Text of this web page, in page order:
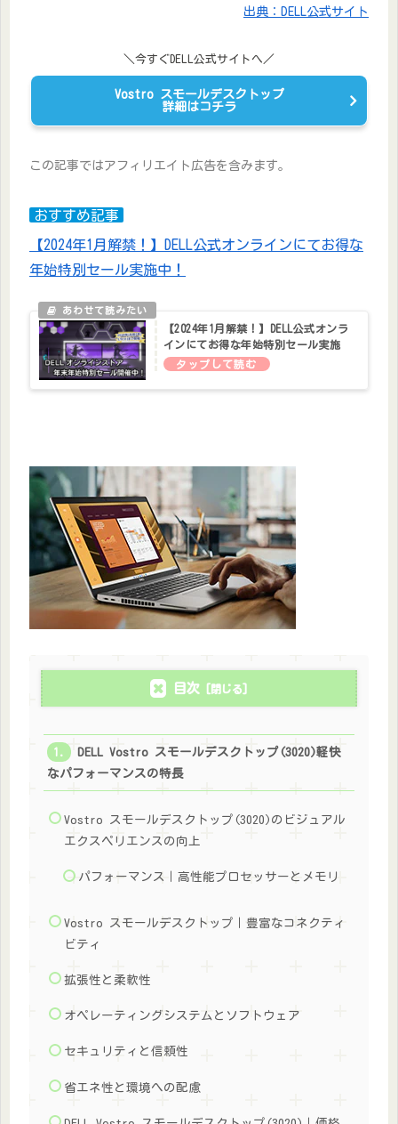
出典：DELL公式サイト
＼今すぐDELL公式サイトへ／
Vostro スモールデスクトップ
詳細はコチラ
この記事ではアフィリエイト広告を含みます。
おすすめ記事
【2024年1月解禁！】DELL公式オンラインにてお得な
年始特別セール実施中！
【2024年1月解禁！】DELL公式オンラ
インにてお得な年始特別セール実施
中！
目次
DELL Vostro スモールデスクトップ(3020)軽快
なパフォーマンスの特長
Vostro スモールデスクトップ(3020)のビジュアル
エクスペリエンスの向上
パフォーマンス｜高性能プロセッサーとメモリ
Vostro スモールデスクトップ｜豊富なコネクティ
ビティ
拡張性と柔軟性
オペレーティングシステムとソフトウェア
セキュリティと信頼性
省エネ性と環境への配慮